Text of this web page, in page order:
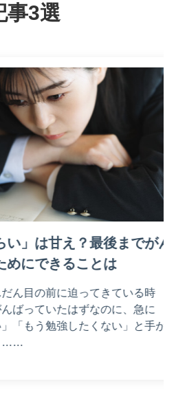
事3選
は甘え？最後までがん
できることは
の前に迫ってきている時
ていたはずなのに、急に
う勉強したくない」と手が